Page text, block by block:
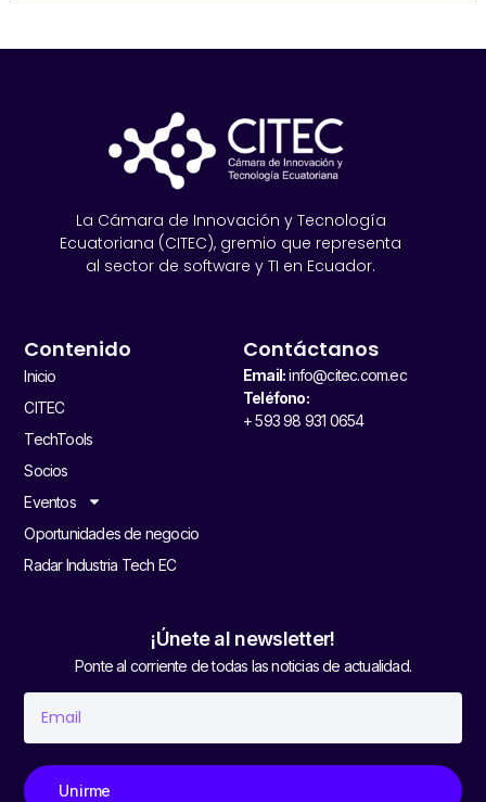
La Cámara de Innovación y Tecnología
Ecuatoriana (CITEC), gremio que representa
al sector de software y TI en Ecuador.
Contenido
Inicio
CITEC
TechTools
Socios
Eventos
Oportunidades de negocio
Radar Industria Tech EC
Contáctanos
Email:info@citec.com.ec
Teléfono:
+ 593 98 931 0654
¡Únete al newsletter!
Ponte al corriente de todas las noticias de actualidad.
Unirme